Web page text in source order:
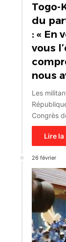
Togo-
du
: « En
vous
nous
Les
Congrès
Lire la
26 février